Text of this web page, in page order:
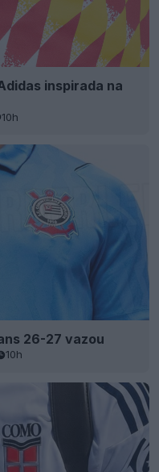
inspirada na
10h
26-27 vazou
10h